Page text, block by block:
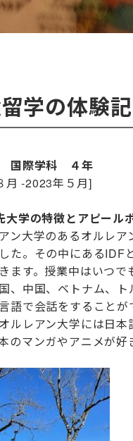
学の体験
国際学科 ４年
月 ‐2023年５月]
学の特徴とアピール
ン大学のあるオルレア
た。その中にあるIDF
ます。授業中はいつ
、中国、ベトナム、
語で会話をすることが
ルレアン大学には日本
のマンガやアニメが好